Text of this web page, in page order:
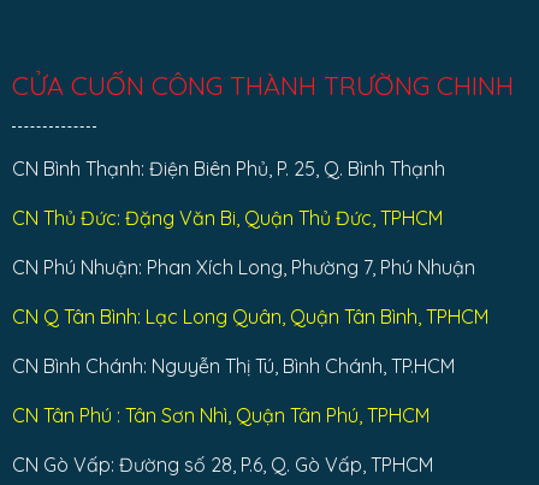
CỬA CUỐN CÔNG THÀNH TRƯỜNG CHINH
CN Bình Thạnh: Điện Biên Phủ, P. 25, Q. Bình Thạnh
CN Thủ Đức: Đặng Văn Bi, Quận Thủ Đức, TPHCM
CN Phú Nhuận: Phan Xích Long, Phường 7, Phú Nhuận
CN Q Tân Bình: Lạc Long Quân, Quận Tân Bình, TPHCM
CN Bình Chánh: Nguyễn Thị Tú, Bình Chánh, TP.HCM
CN Tân Phú : Tân Sơn Nhì, Quận Tân Phú, TPHCM
CN Gò Vấp: Đường số 28, P.6, Q. Gò Vấp, TPHCM